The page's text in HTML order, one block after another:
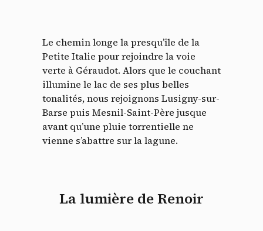
Le chemin longe la presqu’île de la
Petite Italie pour rejoindre la voie
verte à Géraudot. Alors que le couchant
illumine le lac de ses plus belles
tonalités, nous rejoignons Lusigny-sur-
Barse puis Mesnil-Saint-Père jusque
avant qu’une pluie torrentielle ne
vienne s’abattre sur la lagune.
La lumière de Renoir